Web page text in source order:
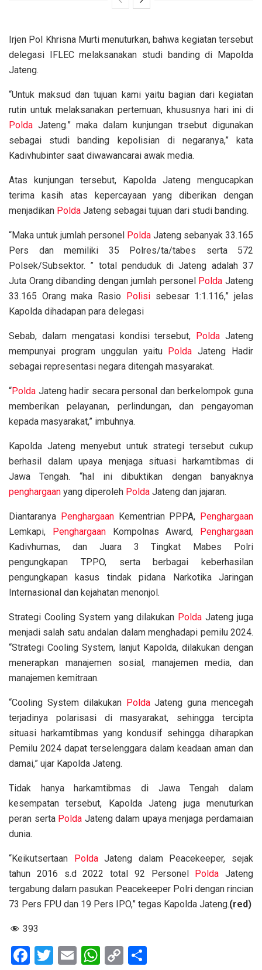
Irjen Pol Khrisna Murti menuturkan, bahwa kegiatan tersebut
delegasi IFLEC melaksanakan studi banding di Mapolda
Jateng.
“Untuk maksud dan tujuan kami yaitu bagian dari kegiatan
rutin untuk melaksanakan pertemuan, khususnya hari ini di
Polda Jateng.” maka dalam kunjungan trsebut digunakan
sebagai studi banding kepolisian di negaranya,” kata
Kadivhubinter saat diwawancarai awak media.
Atas kunjungan tersebut, Kapolda Jateng mengucapkan
terima kasih atas kepercayaan yang diberikan dengan
menjadikan Polda Jateng sebagai tujuan dari studi banding.
“Maka untuk jumlah personel Polda Jateng sebanyak 33.165
Pers dan memiliki 35 Polres/ta/tabes serta 572
Polsek/Subsektor. ” total penduduk di Jateng adalah 37
Juta Orang dibanding dengan jumlah personel Polda Jateng
33.165 Orang maka Rasio Polisisebesar 1:1.116,” jelas
Kapolda dihadapan para delegasi
Sebab, dalam mengatasi kondisi tersebut, Polda Jateng
mempunyai program unggulan yaitu Polda Jateng Hadir
sebagai representasi negara ditengah masyarakat.
“Polda Jateng hadir secara personal dan berkelompok guna
memberikan pelayanan, perlindungan, dan pengayoman
kepada masyarakat,” imbuhnya.
Kapolda Jateng menyebut untuk strategi tersebut cukup
berhasil dalam upaya menjaga situasi harkamtibmas di
Jawa Tengah. “hal ini dibuktikan dengan banyaknya
penghargaan yang diperoleh Polda Jateng dan jajaran.
Diantaranya PenghargaanKementrian PPPA, Penghargaan
Lemkapi, PenghargaanKompolnas Award, Penghargaan
Kadivhumas, dan Juara 3 Tingkat Mabes Polri
pengungkapan TPPO, serta berbagai keberhasilan
pengungkapan kasus tindak pidana Narkotika Jaringan
Internasional dan kejahatan menonjol.
Strategi Cooling System yang dilakukan Polda Jateng juga
menjadi salah satu andalan dalam menghadapi pemilu 2024.
“Strategi Cooling System, lanjut Kapolda, dilakukan dengan
menerapkan manajemen sosial, manajemen media, dan
manajemen kemitraan.
“Cooling System dilakukan PoldaJateng guna mencegah
terjadinya polarisasi di masyarakat, sehingga tercipta
situasi harkamtibmas yang kondusif sehingga diharapkan
Pemilu 2024 dapat terselenggara dalam keadaan aman dan
damai,” ujar Kapolda Jateng.
Tidak hanya harkamtibmas di Jawa Tengah dalam
kesempatan tersebut, Kapolda Jateng juga menuturkan
peran serta Polda Jateng dalam upaya menjaga perdamaian
dunia.
“Keikutsertaan PoldaJateng dalam Peacekeeper, sejak
tahun 2016 s.d 2022 total 92 Personel Polda Jateng
tergabung dalam pasukan Peacekeeper Polri dengan rincian
73 Pers FPU dan 19 Pers IPO,” tegas Kapolda Jateng.(red)
393
F
T
E
W C